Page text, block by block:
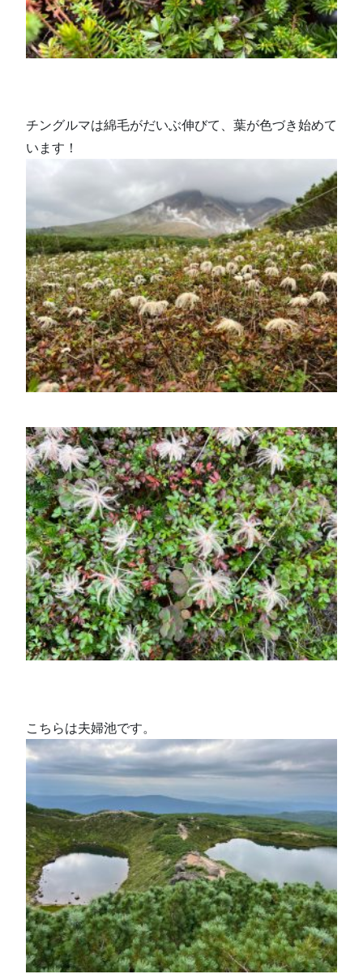
チングルマは綿毛がだいぶ伸びて、葉が色づき始めて
います！
こちらは夫婦池です。